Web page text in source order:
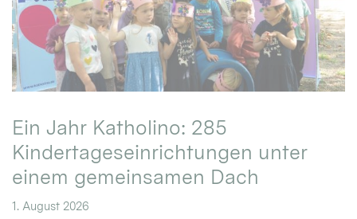
Ein Jahr Katholino: 285
Kindertageseinrichtungen unter
einem gemeinsamen Dach
1. August 2026